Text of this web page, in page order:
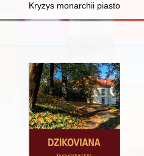
miejskiej
Kryzys monarchii